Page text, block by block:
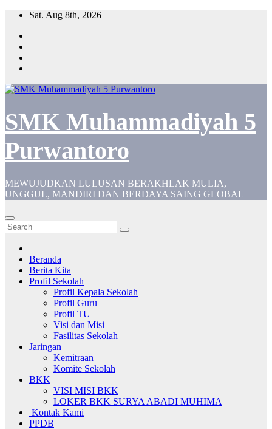
Skip
content
Sat. Aug 8th, 2026
SMK Muhammadiyah 5
Purwantoro
MEWUJUDKAN LULUSAN BERAKHLAK MULIA,
UNGGUL, MANDIRI DAN BERDAYA SAING GLOBAL
Beranda
Berita Kita
Profil Sekolah
Profil Kepala Sekolah
Profil Guru
Profil TU
Visi dan Misi
Fasilitas Sekolah
Jaringan
Kemitraan
Komite Sekolah
BKK
VISI MISI BKK
LOKER BKK SURYA ABADI MUHIMA
Kontak Kami
PPDB